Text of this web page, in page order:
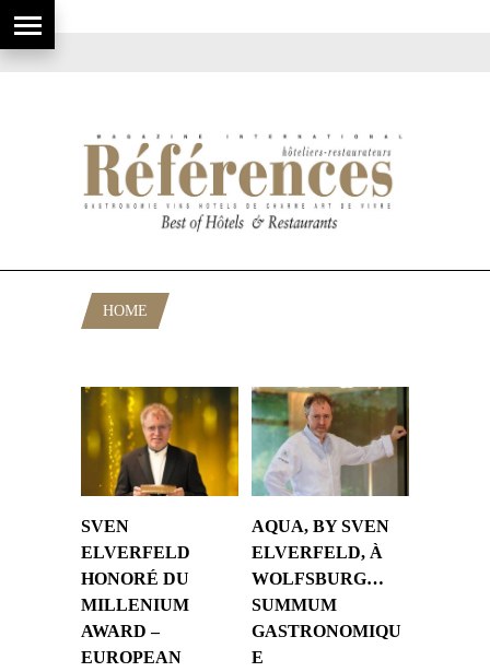
HOME
SVEN
ELVERFELD
HONORÉ DU
MILLENIUM
AWARD –
EUROPEAN
AQUA, BY SVEN
ELVERFELD, À
WOLFSBURG…
SUMMUM
GASTRONOMIQU
E